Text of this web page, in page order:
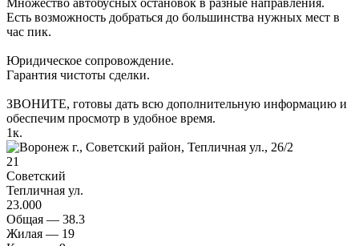
Множество автобусных остановок в разные направления.
Есть возможность добраться до большинства нужных мест в
час пик.
Юридическое сопровождение.
Гарантия чистоты сделки.
ЗВОНИТЕ, готовы дать всю дополнительную информацию и
обеспечим просмотр в удобное время.
1к.
21
Советский
Тепличная ул.
23.000
Общая — 38.3
Жилая — 19